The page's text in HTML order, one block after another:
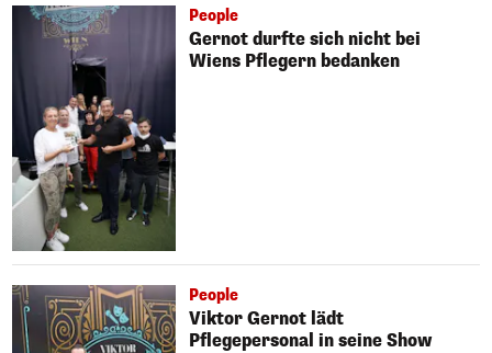
People
Gernot durfte sich nicht bei
Wiens Pflegern bedanken
People
Viktor Gernot lädt
Pflegepersonal in seine Show